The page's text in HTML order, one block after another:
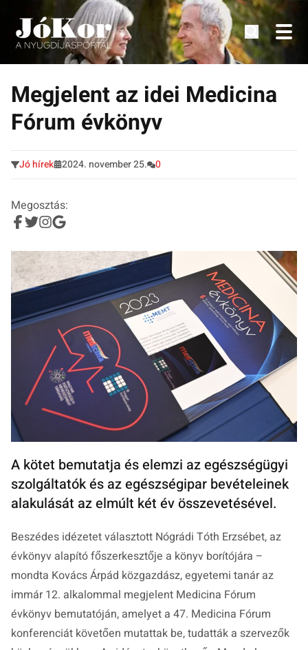
Tovább
tartalomra
Tudnivalók, érdekességek idősek számára.
Megjelent az idei Medicina
Fórum évkönyv
Jó hírek 2024. november 25. 0
Megosztás:
A kötet bemutatja és elemzi az egészségügyi
szolgáltatók és az egészségipar bevételeinek
alakulását az elmúlt két év összevetésével.
Beszédes idézetet választott Nógrádi Tóth Erzsébet, az
évkönyv alapító főszerkesztője a könyv borítójára –
mondta Kovács Árpád közgazdász, egyetemi tanár az
immár 12. alkalommal megjelent Medicina Fórum
évkönyv bemutatóján, amelyet a 47. Medicina Fórum
konferenciát követően mutattak be, tudatták a szervezők